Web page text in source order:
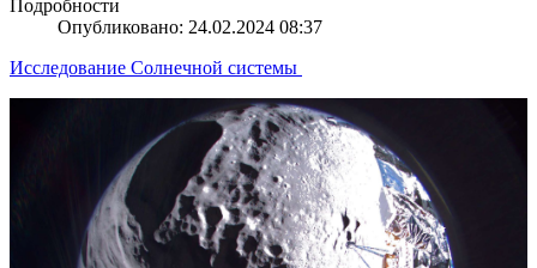
Подробности
Опубликовано: 24.02.2024 08:37
Исследование Солнечной системы